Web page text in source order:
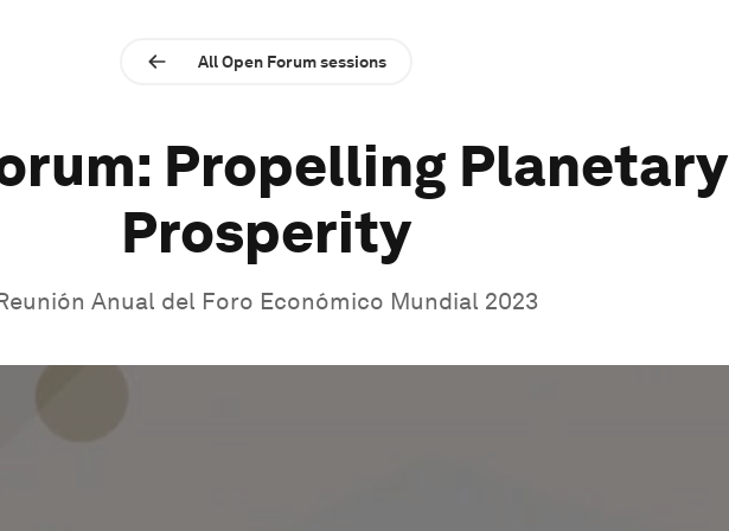
All Open Forum sessions
Propelling Planetary
Prosperity
Anual del Foro Económico Mundial 2023